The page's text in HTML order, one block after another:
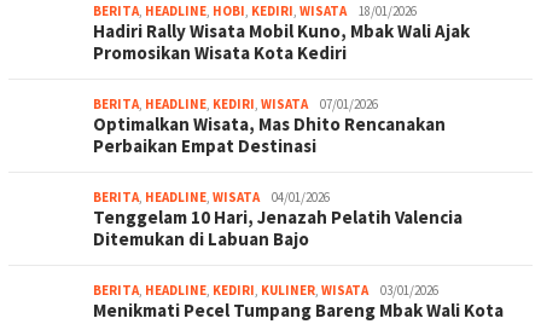
BERITA, HEADLINE, HOBI, KEDIRI, WISATA 18/01/2026
Hadiri Rally Wisata Mobil Kuno, Mbak Wali Ajak
Promosikan Wisata Kota Kediri
BERITA, HEADLINE, KEDIRI, WISATA 07/01/2026
Optimalkan Wisata, Mas Dhito Rencanakan
Perbaikan Empat Destinasi
BERITA, HEADLINE, WISATA 04/01/2026
Tenggelam 10 Hari, Jenazah Pelatih Valencia
Ditemukan di Labuan Bajo
BERITA, HEADLINE, KEDIRI, KULINER, WISATA 03/01/2026
Menikmati Pecel Tumpang Bareng Mbak Wali Kota